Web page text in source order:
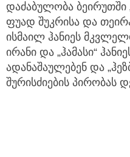
დაძაბულობა ბეირუთში
ფუად შუკრისა და
ისმაილ ჰანიეს
ირანი და „ჰამასი“
ადანაშაულებენ და
შურისძიების პირობას